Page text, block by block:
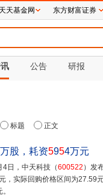
公告 研报
标题 正文
万股，耗资5954万元
4日，中天科技（600522 ）发
，实际回购价格区间为
天天基金网 东方财富证券